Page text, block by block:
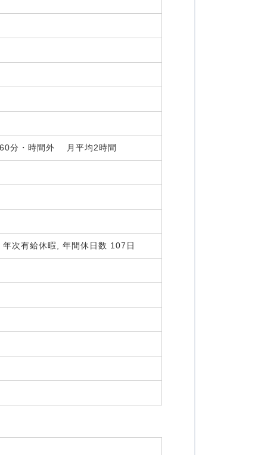
分・時間外 月平均2時間
次有給休暇, 年間休日数 107日